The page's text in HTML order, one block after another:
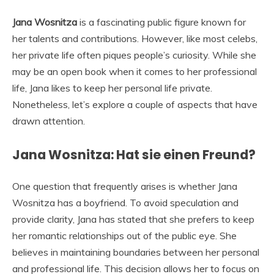
Jana Wosnitza is a fascinating public figure known for
her talents and contributions. However, like most celebs,
her private life often piques people’s curiosity. While she
may be an open book when it comes to her professional
life, Jana likes to keep her personal life private.
Nonetheless, let’s explore a couple of aspects that have
drawn attention.
Jana Wosnitza: Hat sie einen Freund?
One question that frequently arises is whether Jana
Wosnitza has a boyfriend. To avoid speculation and
provide clarity, Jana has stated that she prefers to keep
her romantic relationships out of the public eye. She
believes in maintaining boundaries between her personal
and professional life. This decision allows her to focus on